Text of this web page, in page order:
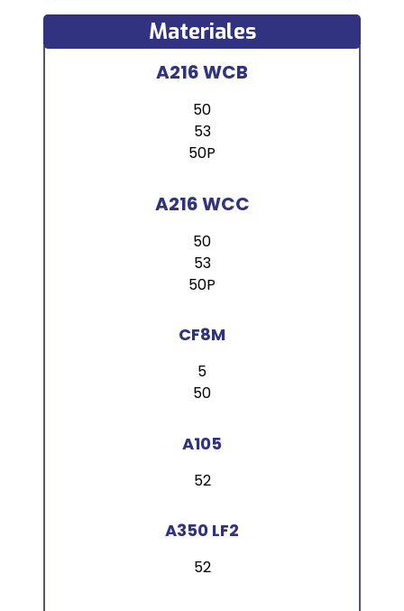
Materiales
A216 WCB
50
53
50P
A216 WCC
50
53
50P
CF8M
5
50
A105
52
A350 LF2
52